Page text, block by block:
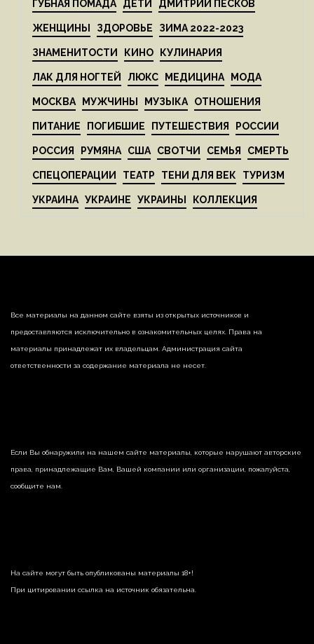
ГУБНАЯ ПОМАДА ДЕТИ ДМИТРИЙ ПЕСКОВ
ЖЕНЩИНЫ ЗДОРОВЬЕ ЗИМА 2022-2023
ЗНАМЕНИТОСТИ КИНО КУЛИНАРИЯ
ЛАК ДЛЯ НОГТЕЙ ЛЮКС МЕДИЦИНА МОДА
МОСКВА МУЖЧИНЫ МУЗЫКА ОТНОШЕНИЯ
ПИТАНИЕ ПОГИБШИЕ ПУТЕШЕСТВИЯ РОССИИ
РОССИЯ РУМЯНА США СВОТЧИ СЕМЬЯ СМЕРТЬ
СПЕЦОПЕРАЦИИ ТЕАТР ТЕНИ ДЛЯ ВЕК ТУРИЗМ
УКРАИНА УКРАИНЕ УКРАИНЫ КОЛЛЕКЦИЯ
Все материалы на данном сайте взяты из открытых источников и
предоставляются исключительно в ознакомительных целях. Права на
материалы принадлежат их владельцам. Администрация сайта
ответственности за содержание материала не несет.
Если Вы обнаружили на нашем сайте материалы, которые нарушают авторские
права, принадлежащие Вам, Вашей компании или организации, пожалуйста,
сообщите нам.
На сайте могут быть опубликованы материалы 18+!
При цитировании ссылка на источник обязательна.